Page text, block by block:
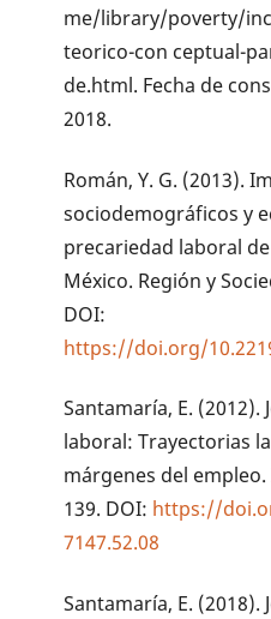
me/library/poverty/
teorico-con ceptual-
de.html. Fecha de
2018.
Román, Y. G. (2013).
sociodemográficos y
precariedad laboral
México. Región y
DOI:
https://doi.org/
Santamaría, E. (2012).
laboral: Trayectorias
márgenes del
139. DOI: https://
7147.52.08
Santamaría, E. (2018).